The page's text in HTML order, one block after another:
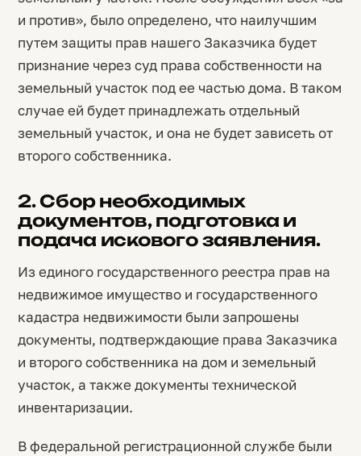
и против», было определено, что наилучшим
путем защиты прав нашего Заказчика будет
признание через суд права собственности на
земельный участок под ее частью дома. В таком
случае ей будет принадлежать отдельный
земельный участок, и она не будет зависеть от
второго собственника.
2. Сбор необходимых
документов, подготовка и
подача искового заявления.
Из единого государственного реестра прав на
недвижимое имущество и государственного
кадастра недвижимости были запрошены
документы, подтверждающие права Заказчика
и второго собственника на дом и земельный
участок, а также документы технической
инвентаризации.
В федеральной регистрационной службе были